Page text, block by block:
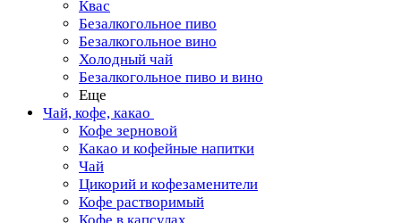
Квас
Безалкогольное пиво
Безалкогольное вино
Холодный чай
Безалкогольное пиво и вино
Еще
Чай, кофе, какао
Кофе зерновой
Какао и кофейные напитки
Чай
Цикорий и кофезаменители
Кофе растворимый